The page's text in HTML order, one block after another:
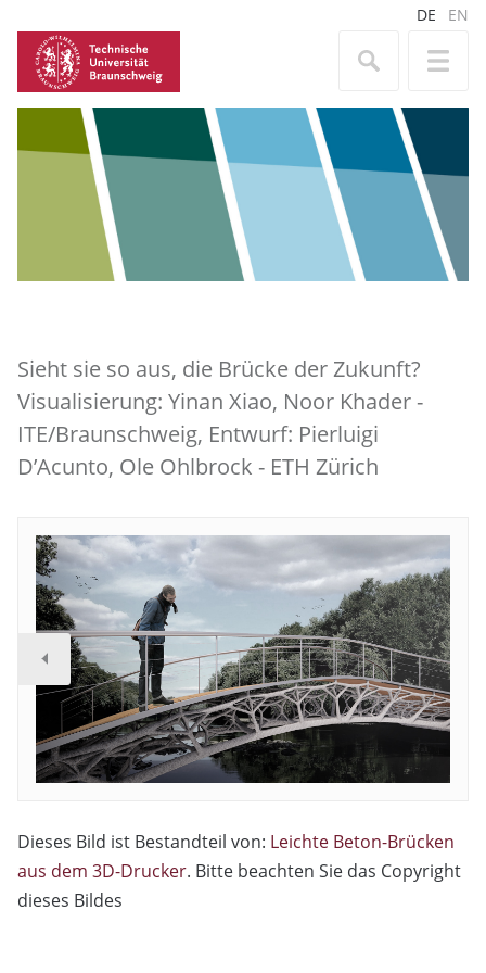
DE EN
Sieht sie so aus, die Brücke der Zukunft?
Visualisierung: Yinan Xiao, Noor Khader -
ITE/Braunschweig, Entwurf: Pierluigi
D’Acunto, Ole Ohlbrock - ETH Zürich
Dieses Bild ist Bestandteil von: Leichte Beton-Brücken
aus dem 3D-Drucker. Bitte beachten Sie das Copyright
dieses Bildes